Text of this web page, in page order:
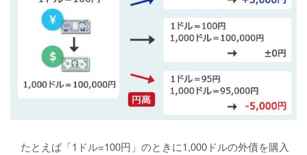
たとえば「1ドル=100円」のときに1,000ドルの外債を購入